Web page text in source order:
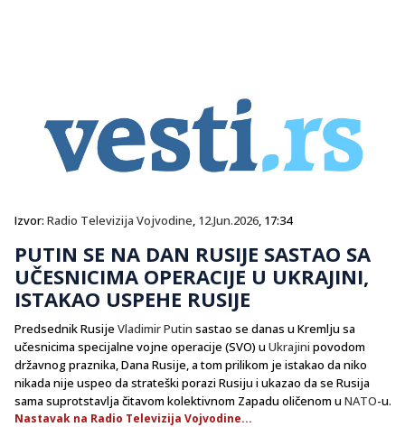
Izvor: Radio Televizija Vojvodine, 12.Jun.2026, 17:34
PUTIN SE NA DAN RUSIJE SASTAO SA
UČESNICIMA OPERACIJE U UKRAJINI,
ISTAKAO USPEHE RUSIJE
Predsednik Rusije Vladimir Putin sastao se danas u Kremlju sa
učesnicima specijalne vojne operacije (SVO) u Ukrajini povodom
državnog praznika, Dana Rusije, a tom prilikom je istakao da niko
nikada nije uspeo da strateški porazi Rusiju i ukazao da se Rusija
sama suprotstavlja čitavom kolektivnom Zapadu oličenom u NATO-u.
Nastavak na Radio Televizija Vojvodine...